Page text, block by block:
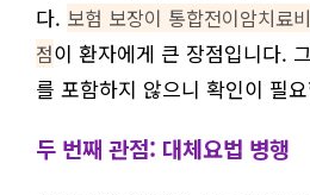
다. 보험 보장이 통합전이암치료
점이 환자에게 큰 장점입니다.
를 포함하지 않으니 확인이 필
두 번째 관점: 대체요법 병행